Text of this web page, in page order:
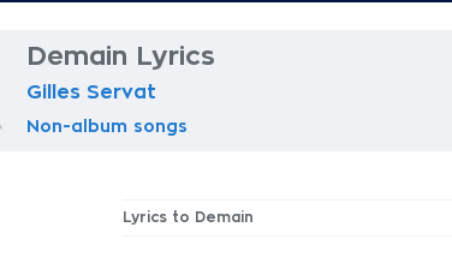
Demain Lyrics
Gilles Servat
Non-album songs
Lyrics to Demain